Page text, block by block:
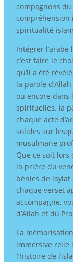
compagnons
compréhension
spiritualité
Intégrer
c’est faire le
qu’il a été
la parole
ou encore dans
spirituelles, la
chaque acte
solides sur
musulmane
Que ce soit
la prière du
bénies de
chaque verset
accompagne,
d’Allah et du
La
immersive relie
l’histoire de